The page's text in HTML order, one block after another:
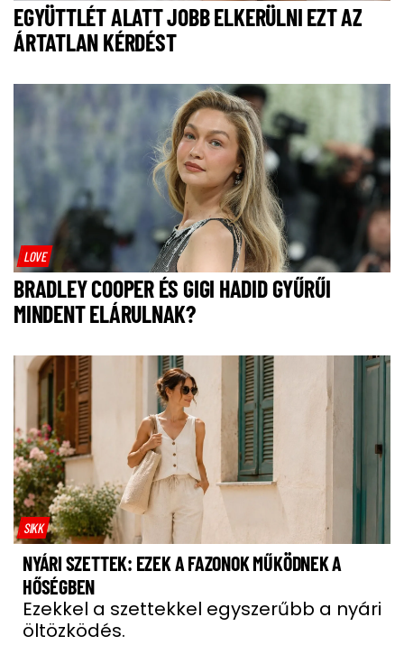
EGYÜTTLÉT ALATT JOBB ELKERÜLNI EZT AZ
ÁRTATLAN KÉRDÉST
LOVE
BRADLEY COOPER ÉS GIGI HADID GYŰRŰI
MINDENT ELÁRULNAK?
SIKK
NYÁRI SZETTEK: EZEK A FAZONOK MŰKÖDNEK A
HŐSÉGBEN
Ezekkel a szettekkel egyszerűbb a nyári
öltözködés.